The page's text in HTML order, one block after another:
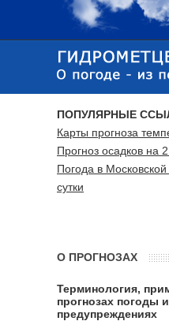
ПОПУЛЯРНЫЕ
Карты прогноза
Прогноз осадков на
Погода в
сутки
О ПРОГНОЗАХ
Терминология,
прогнозах погоды
предупреждениях